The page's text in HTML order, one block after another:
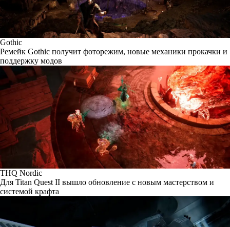
Gothic
Ремейк Gothic получит фоторежим, новые механики прокачки и
поддержку модов
THQ Nordic
Для Titan Quest II вышло обновление с новым мастерством и
системой крафта